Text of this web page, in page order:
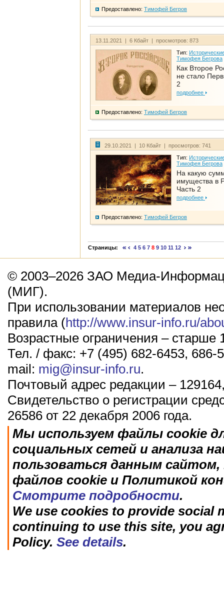
Предоставлено: Тимофей Бегров
13.11.2021 | 6 Кбайт | просмотров: 873
Тип:
Тимофея Бегрова
Как Второе
не стало
2
подробнее
Предоставлено: Тимофей Бегров
29.10.2021 | 10 Кбайт | просмотров: 741
Тип:
Тимофея Бегрова
На какую
имущества в
Часть 2
подробнее
Предоставлено: Тимофей Бегров
Страницы: 4 5 6 7 8 9 10 11 12
© 2003–2026 ЗАО Медиа-
(МИГ).
При использовании материалов
правила (http://www.insur-info.ru/
Возрастные ограничения – старше
Тел. / факс: +7 (495) 682-6453, 686-
mail: mig@insur-info.ru.
Почтовый адрес редакции –
Свидетельство о регистрации
26586 от 22 декабря 2006 года.
Мы используем файлы cookie
социальных сетей и анализа
пользоваться данным
файлов cookie и Политикой
Смотрите подробности.
We use cookies to provide social
continuing to use this site, you
Policy. See details.